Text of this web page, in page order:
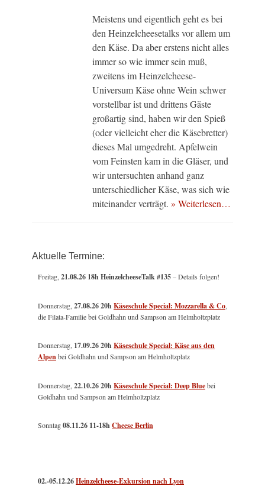
Meistens und eigentlich geht es bei
den Heinzelcheesetalks vor allem um
den Käse. Da aber erstens nicht alles
immer so wie immer sein muß,
zweitens im Heinzelcheese-
Universum Käse ohne Wein schwer
vorstellbar ist und drittens Gäste
großartig sind, haben wir den Spieß
(oder vielleicht eher die Käsebretter)
dieses Mal umgedreht. Apfelwein
vom Feinsten kam in die Gläser, und
wir untersuchten anhand ganz
unterschiedlicher Käse, was sich wie
miteinander verträgt. » Weiterlesen…
Aktuelle Termine:
Freitag, 21.08.26 18h HeinzelcheeseTalk #135– Details folgen!
Donnerstag, 27.08.26 20hKäseschule Special: Mozzarella & Co
die Filata-Familie bei Goldhahn und Sampson am Helmholtzplatz
Donnerstag, 17.09.26 20hKäseschule Special: Käse aus den
Alpenbei Goldhahn und Sampson am Helmholtzplatz
Donnerstag, 22.10.26 20hKäseschule Special: Deep Bluebei
Goldhahn und Sampson am Helmholtzplatz
Sonntag08.11.26 11-18hCheese Berlin
02.-05.12.26Heinzelcheese-Exkursion nach Lyon